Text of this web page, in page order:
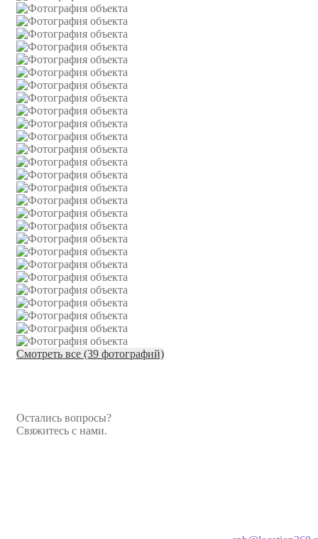
Смотреть все (39 фотографий)
Остались вопросы?
Свяжитесь с нами.